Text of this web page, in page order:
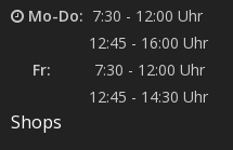
Mo-Do: 7:30 - 12:00 Uhr
12:45 - 16:00 Uhr
Fr: 7:30 - 12:00 Uhr
12:45 - 14:30 Uhr
Shops